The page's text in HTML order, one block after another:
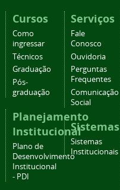
Cursos
Como
ingressar
Técnicos
Graduação
Pós-
graduação
Planejamento
Institucional
Plano de
Desenvolvimento
Institucional
- PDI
Serviços
Fale
Conosco
Ouvidoria
Perguntas
Frequentes
Comunicação
Social
Sistemas
Sistemas
Institucionais